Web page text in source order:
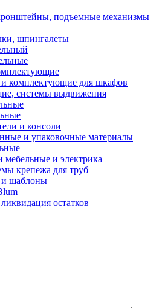
подъемные механизмы
шпингалеты
комплектующие для шкафов
системы выдвижения
и консоли
и упаковочные материалы
мебельные и электрика
крепежа для труб
шаблоны
остатков